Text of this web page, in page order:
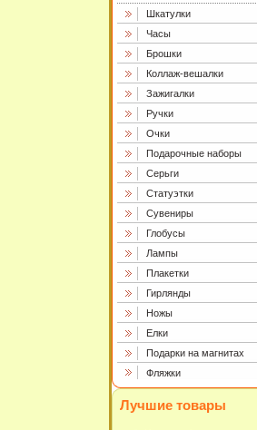
Шкатулки
Часы
Брошки
Коллаж-вешалки
Зажигалки
Ручки
Очки
Подарочные наборы
Серьги
Статуэтки
Сувениры
Глобусы
Лампы
Плакетки
Гирлянды
Ножы
Елки
Подарки на магнитах
Фляжки
Лучшие товары